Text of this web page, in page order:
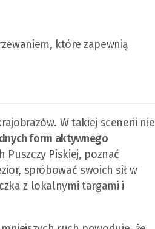
które zapewnią
W takiej scenerii nie
form aktywnego
Puszczy Piskiej, poznać
spróbować swoich sił w
z lokalnymi targami i